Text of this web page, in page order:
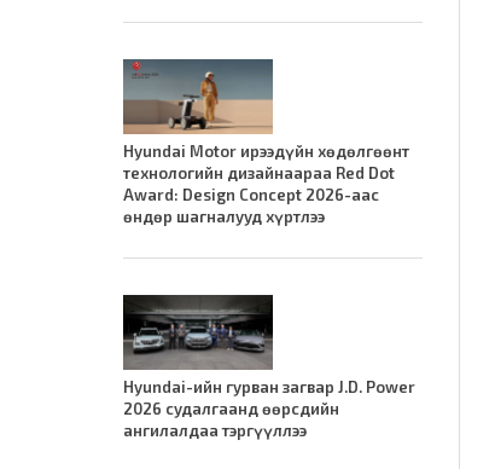
Hyundai Motor ирээдүйн хөдөлгөөнт
технологийн дизайнаараа Red Dot
Award: Design Concept 2026-аас
өндөр шагналууд хүртлээ
Hyundai-ийн гурван загвар J.D. Power
2026 судалгаанд өөрсдийн
ангилалдаа тэргүүллээ